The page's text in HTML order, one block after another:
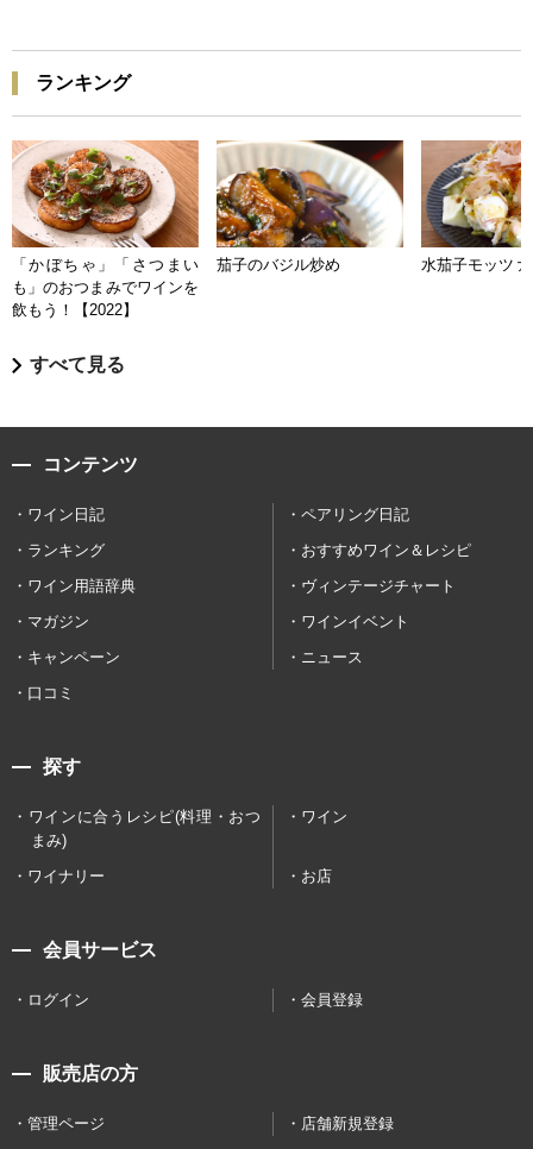
ランキング
「かぼちゃ」「さつまい
も」のおつまみでワインを
飲もう！【2022】
茄子のバジル炒め 水茄子モッツァ
すべて見る
コンテンツ
ワイン日記
ペアリング日記
ランキング
おすすめワイン＆レシピ
ワイン用語辞典
ヴィンテージチャート
マガジン
ワインイベント
キャンペーン
ニュース
口コミ
探す
ワインに合うレシピ(料理・おつ
まみ)
ワイン
ワイナリー お店
会員サービス
ログイン 会員登録
販売店の方
管理ページ 店舗新規登録